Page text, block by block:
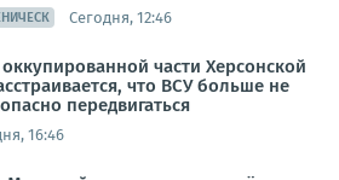
Сегодня, 12:46
части Херсонской
что ВСУ больше не
передвигаться
16:46